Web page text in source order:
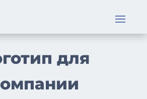
для